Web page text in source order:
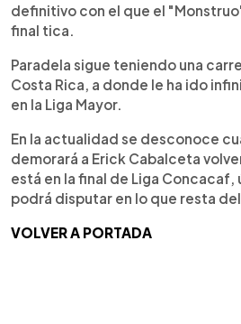
definitivo con el que el
final tica.
Paradela sigue teniendo una
Costa Rica, a donde le ha ido
en la Liga Mayor.
En la actualidad se desconoce
demorará a Erick Cabalceta
está en la final de Liga
podrá disputar en lo que resta del
VOLVER A PORTADA